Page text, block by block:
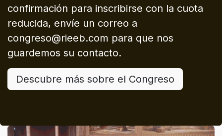
confirmación para inscribirse con la cuota
reducida, envíe un correo a
congreso@rieeb.com para que nos
guardemos su contacto.
Descubre más sobre el Congreso